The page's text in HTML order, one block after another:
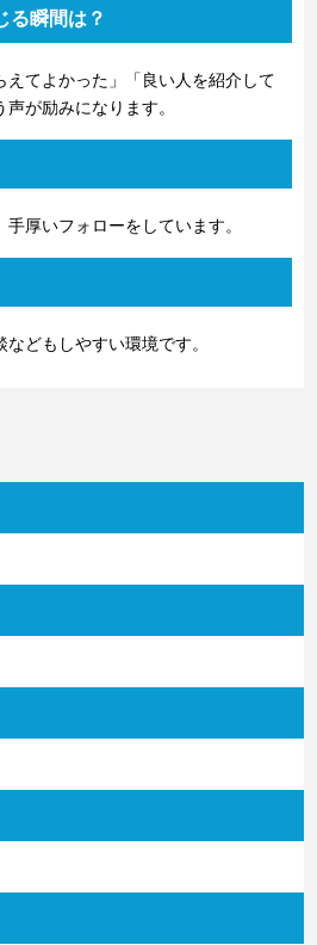
る瞬間は？
えてよかった」「良い人を紹介して
が励みになります。
厚いフォローをしています。
どもしやすい環境です。